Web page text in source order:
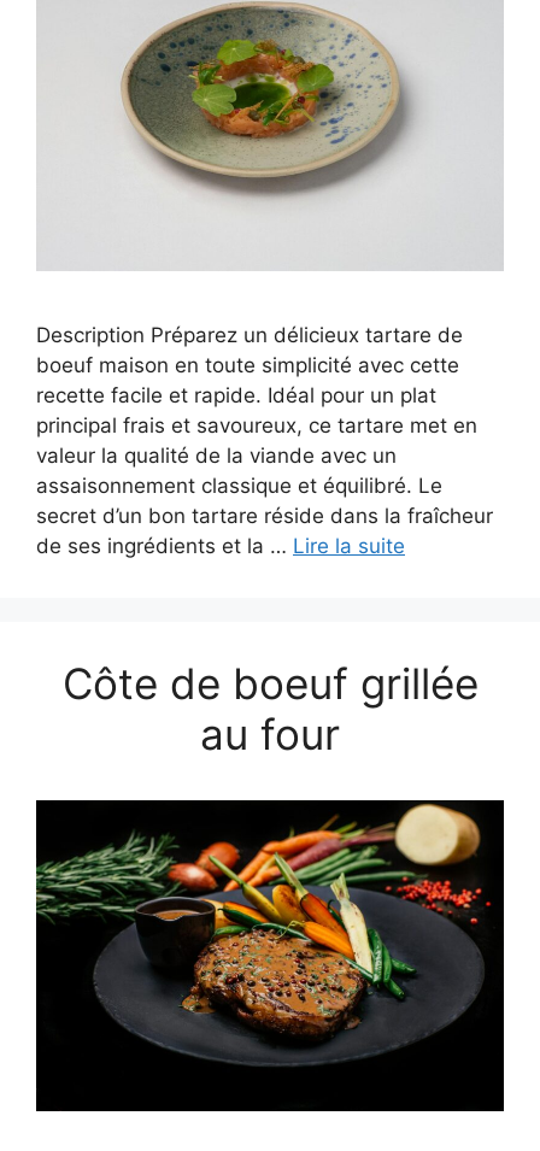
Description Préparez un délicieux tartare de
boeuf maison en toute simplicité avec cette
recette facile et rapide. Idéal pour un plat
principal frais et savoureux, ce tartare met en
valeur la qualité de la viande avec un
assaisonnement classique et équilibré. Le
secret d’un bon tartare réside dans la fraîcheur
de ses ingrédients et la … Lire la suite
Côte de boeuf grillée
au four